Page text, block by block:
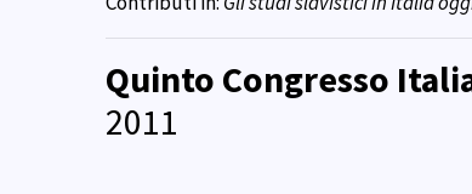
Quinto Congresso
2011